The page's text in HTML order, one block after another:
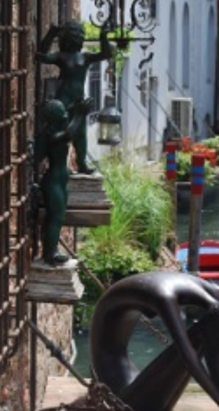
30 ║ Bevagna in Umbria
Van Bevagna naar het Balkon van Umbria